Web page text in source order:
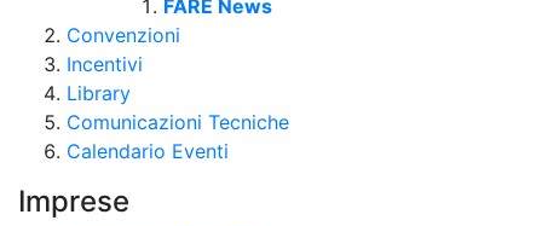
FARE News
Convenzioni
Incentivi
Library
Comunicazioni Tecniche
Calendario Eventi
Imprese